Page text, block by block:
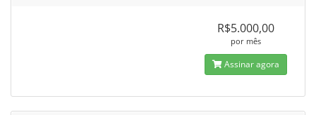
R$5.000,00
por mês
Assinar agora